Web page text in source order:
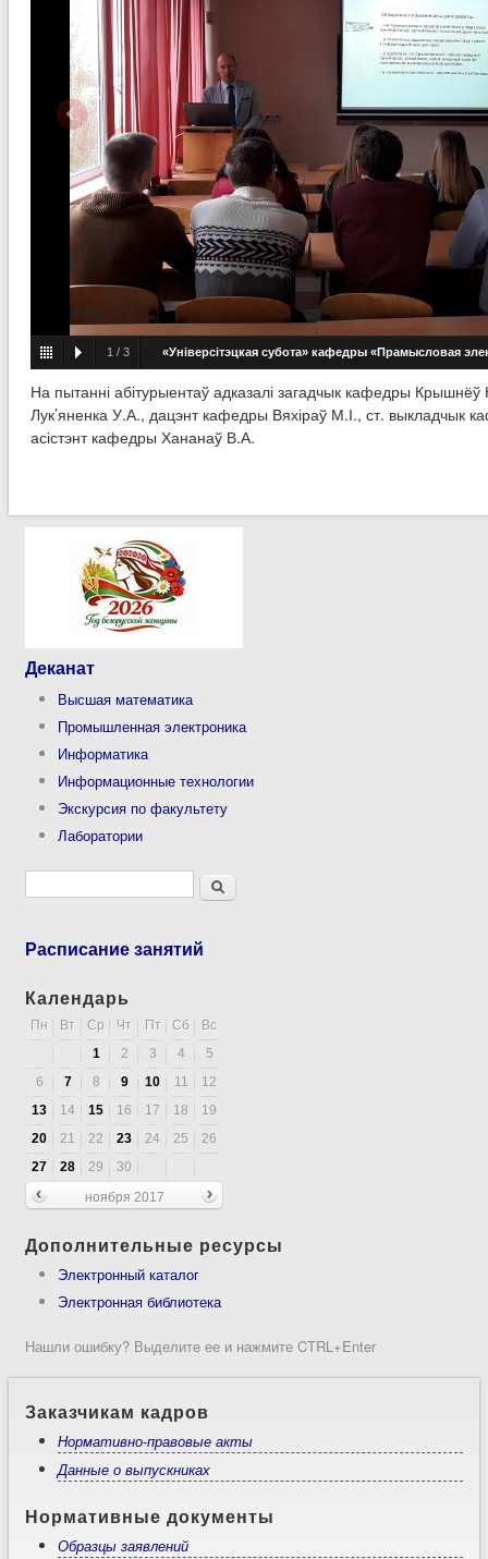
1 / 3 «Універсітэцкая субота» кафедры «Прамысловая
На пытанні абітурыентаў адказалі загадчык кафедры
Лук’яненка У.А., дацэнт кафедры Вяхіраў М.І., ст. выкладчык
асістэнт кафедры Хананаў В.А.
Деканат
Высшая математика
Промышленная электроника
Информатика
Информационные технологии
Экскурсия по факультету
Лаборатории
Форма поискаПоиск
Расписание занятий
Календарь
Пн Вт Ср Чт Пт Сб
Вс
1
2 3 4
5
6
7 8 9 10 11
12
13
14 15 16 17 18
19
20
21 22 23 24 25
26
27
28 29
30
ноября 2017
Дополнительные ресурсы
Электронный каталог
Электронная библиотека
Нашли ошибку? Выделите ее и нажмите CTRL+Enter
Заказчикам кадров
Нормативно-правовые акты
Данные о выпускниках
Нормативные документы
Образцы заявлений